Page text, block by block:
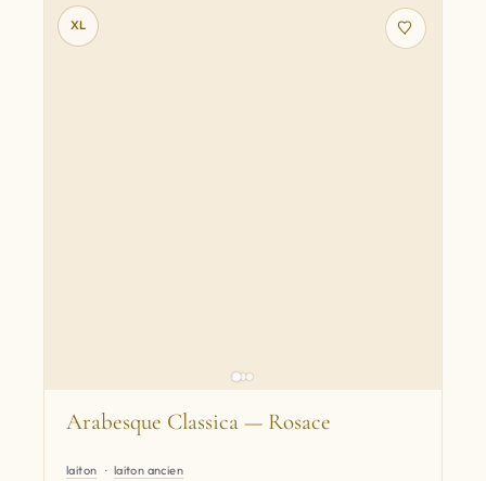
XL
Arabesque Classica — Rosace
laiton laiton ancien